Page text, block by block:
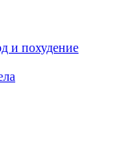
и похудение